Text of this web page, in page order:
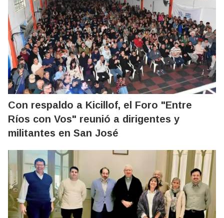
Con respaldo a Kicillof, el Foro "Entre
Ríos con Vos" reunió a dirigentes y
militantes en San José